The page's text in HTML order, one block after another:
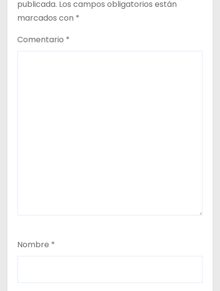
d
a
publicada. Los campos obligatorios están
marcados con *
Comentario *
Nombre *